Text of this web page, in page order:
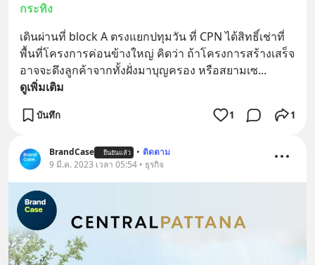
กระทิง
เดินผ่านที่ block A ตรงแยกปทุมวัน ที่ CPN ได้สิทธิ์เช่าที่
พื้นที่โครงการค่อนข้างใหญ่ คิดว่า ถ้าโครงการสร้างเสร็จ
อาจจะดึงลูกค้าจากทั้งฝั่งมาบุญครอง หรือสยามเซ...
ดูเพิ่มเติม
บันทึก 1 1
BrandCase ยืนยันแล้ว • ติดตาม
9 มี.ค. 2023 เวลา 05:54 • ธุรกิจ